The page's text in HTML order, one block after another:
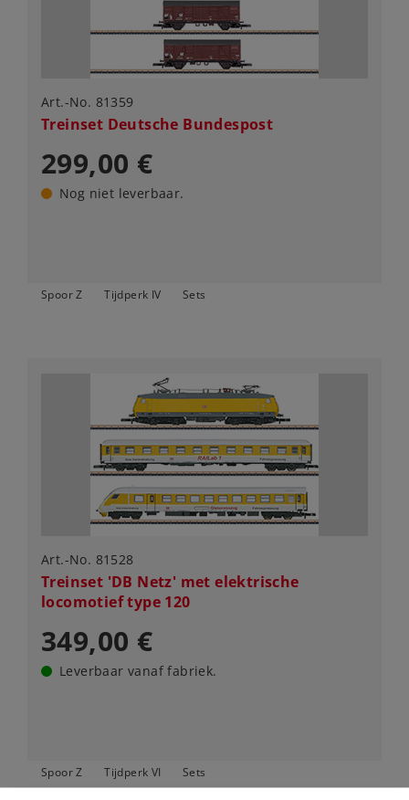
Art.-No. 81359
Treinset Deutsche Bundespost
299,00 €
Nog niet leverbaar.
Spoor Z Tijdperk IV Sets
Art.-No. 81528
Treinset 'DB Netz' met elektrische
locomotief type 120
349,00 €
Leverbaar vanaf fabriek.
Spoor Z Tijdperk VI Sets